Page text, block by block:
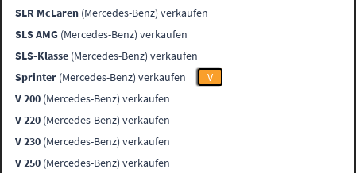
SLR McLaren (Mercedes-Benz) verkaufen
SLS AMG (Mercedes-Benz) verkaufen
SLS-Klasse (Mercedes-Benz) verkaufen
Sprinter (Mercedes-Benz) verkaufen
V
V 200 (Mercedes-Benz) verkaufen
V 220 (Mercedes-Benz) verkaufen
V 230 (Mercedes-Benz) verkaufen
V 250 (Mercedes-Benz) verkaufen